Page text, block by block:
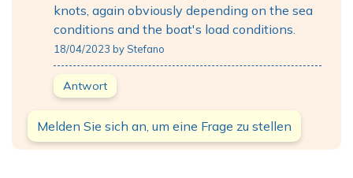
knots, again obviously depending on the sea
conditions and the boat's load conditions.
18/04/2023 by Stefano
Antwort
Melden Sie sich an, um eine Frage zu stellen